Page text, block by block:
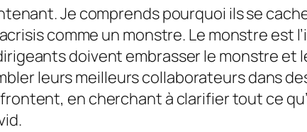
Je comprends pourquoi ils se
comme un monstre. Le monstre est
doivent embrasser le monstre et
leurs meilleurs collaborateurs dans
en cherchant à clarifier tout ce